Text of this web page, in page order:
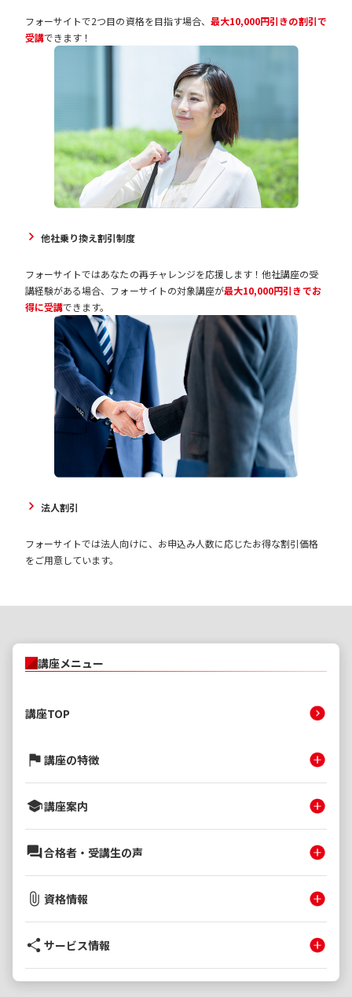
フォーサイトで2つ目の資格を目指す場合、 最大10,000円引きの割引で
受講できます！
他社乗り換え割引制度
フォーサイトではあなたの再チャレンジを応援します！他社講座の受
講経験がある場合、フォーサイトの対象講座が最大10,000円引きでお
得に受講できます。
法人割引
フォーサイトでは法人向けに、お申込み人数に応じたお得な割引価格
をご用意しています。
講座メニュー
講座TOP
講座の特徴
講座案内
合格者・受講生の声
資格情報
サービス情報